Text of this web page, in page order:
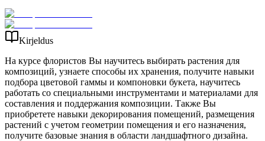
Kirjeldus
На курсе флористов Вы научитесь выбирать растения для
композиций, узнаете способы их хранения, получите навыки
подбора цветовой гаммы и компоновки букета, научитесь
работать со специальными инструментами и материалами для
составления и поддержания композиции. Также Вы
приобретете навыки декорирования помещений, размещения
растений с учетом геометрии помещения и его назначения,
получите базовые знания в области ландшафтного дизайна.